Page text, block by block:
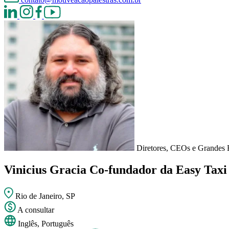
Diretores, CEOs e Grandes
Vinicius Gracia Co-fundador da Easy Taxi
Rio de Janeiro, SP
A consultar
Inglês, Português